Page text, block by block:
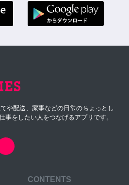
や配送、家事などの日常のちょっとし
事をしたい人をつなげるアプリです。
CONTENTS